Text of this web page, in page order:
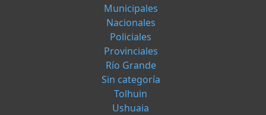
Municipales
Nacionales
Policiales
Provinciales
Río Grande
Sin categoría
Tolhuin
Ushuaia